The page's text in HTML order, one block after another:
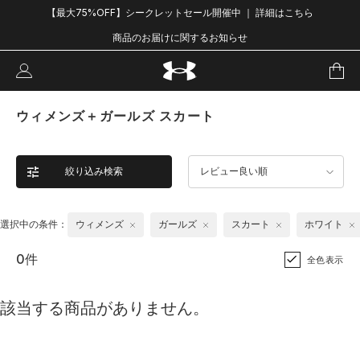
【最大75%OFF】シークレットセール開催中 ｜ 詳細はこちら
商品のお届けに関するお知らせ
ウィメンズ＋ガールズ スカート
絞り込み検索 レビュー良い順
選択中の条件： ウィメンズ ガールズ スカート ホワイト
0件 全色表示
該当する商品がありません。